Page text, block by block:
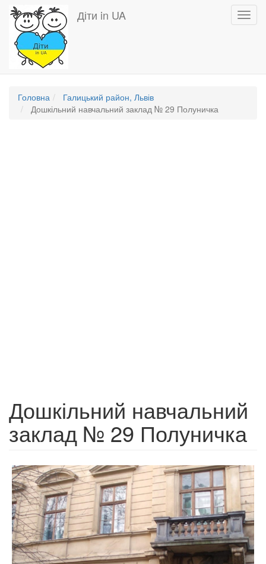
Перейти
основного
вмісту
Діти in UA
Головна
Галицький район, Львів
Дошкільний навчальний заклад № 29 Полуничка
Дошкільний навчальний
заклад № 29 Полуничка